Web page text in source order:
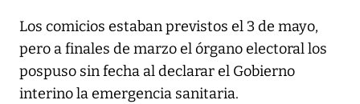
Los comicios estaban previstos el 3 de mayo,
pero a finales de marzo el órgano electoral los
pospuso sin fecha al declarar el Gobierno
interino la emergencia sanitaria.